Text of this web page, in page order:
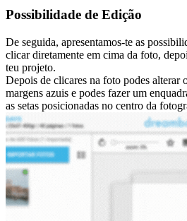
Possibilidade de Edição
De seguida, apresentamos-te as
clicar diretamente em cima da foto,
teu projeto.
Depois de clicares na foto podes alterar
margens azuis e podes fazer um
as setas posicionadas no centro da